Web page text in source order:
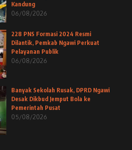
Kandung
06/08/2026
228 PNS Formasi 2024 Resmi
Dilantik, Pemkab Ngawi Perkuat
Pelayanan Publik
06/08/2026
Banyak Sekolah Rusak, DPRD Ngawi
Desak Dikbud Jemput Bola ke
Pemerintah Pusat
05/08/2026